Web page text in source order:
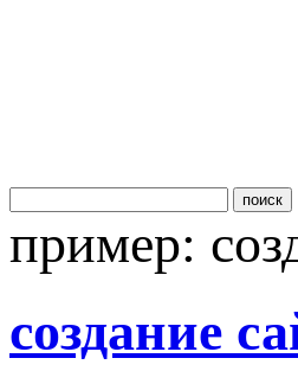
поиск
пример:
создание